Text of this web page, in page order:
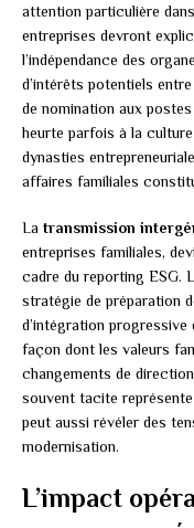
attention particulière
entreprises devront
l’indépendance des
d’intérêts potentiels
de nomination aux
heurte parfois à la
dynasties
affaires familiales
La transmission
entreprises familiales,
cadre du reporting ESG.
stratégie de préparation
d’intégration
façon dont les valeurs
changements de
souvent tacite
peut aussi révéler des
modernisation.
L’impact